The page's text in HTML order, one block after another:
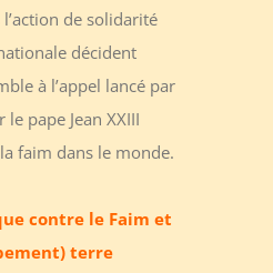
de solidarité
décident
à l’appel lancé par
le pape Jean XXIII
faim dans le monde.
contre le Faim et
terre